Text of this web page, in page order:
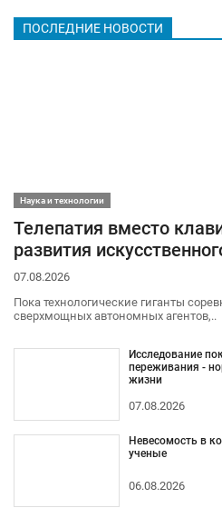
ПОСЛЕДНИЕ НОВОСТИ
Наука и технологии
Телепатия вместо
развития
07.08.2026
Пока технологические гиганты
сверхмощных автономных агентов,..
Исследование
переживания -
жизни
07.08.2026
Невесомость в
ученые
06.08.2026